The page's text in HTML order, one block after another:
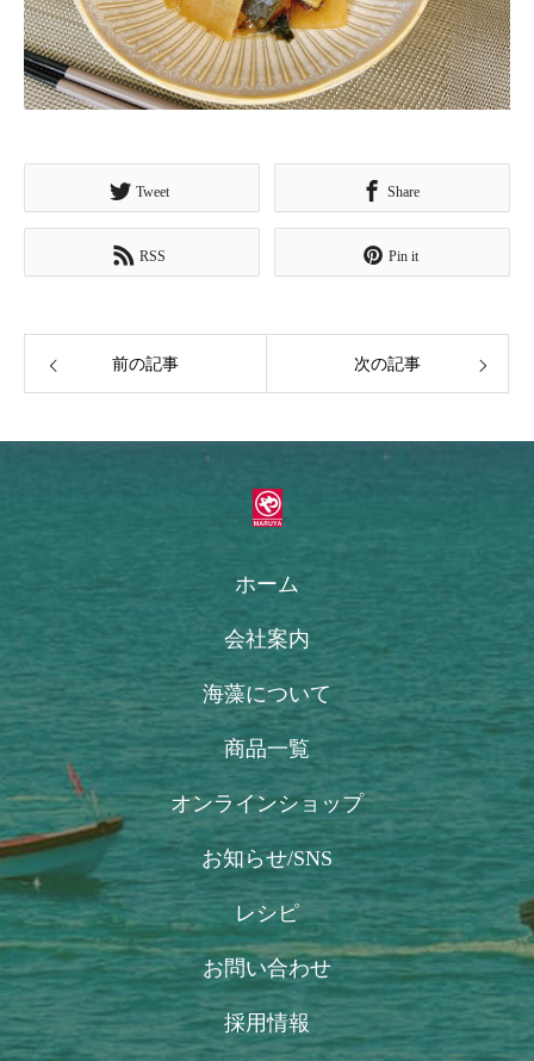
Tweet Share
RSS Pin it
前の記事 次の記事
ホーム
会社案内
海藻について
商品一覧
オンラインショップ
お知らせ/SNS
レシピ
お問い合わせ
採用情報